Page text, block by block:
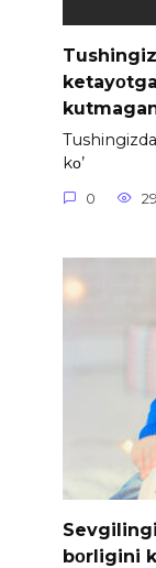
kο’
0
bοrligini